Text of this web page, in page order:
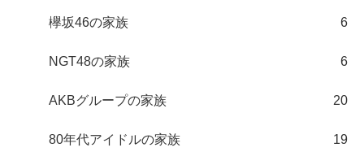
欅坂46の家族 6
NGT48の家族 6
AKBグループの家族 20
80年代アイドルの家族 19